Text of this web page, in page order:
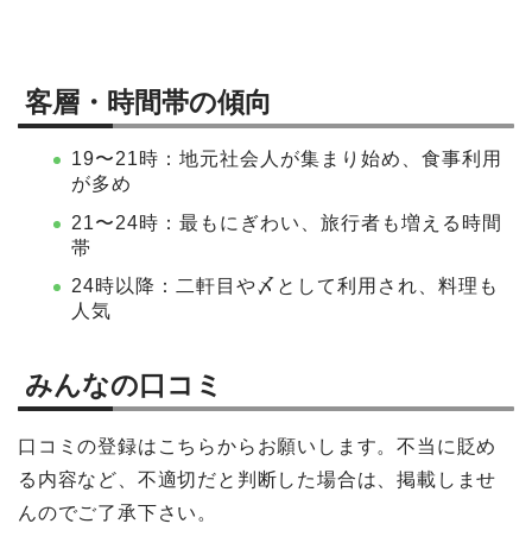
客層・時間帯の傾向
19〜21時：地元社会人が集まり始め、食事利用
が多め
21〜24時：最もにぎわい、旅行者も増える時間
帯
24時以降：二軒目や〆として利用され、料理も
人気
みんなの口コミ
口コミの登録はこちらからお願いします。不当に貶め
る内容など、不適切だと判断した場合は、掲載しませ
んのでご了承下さい。